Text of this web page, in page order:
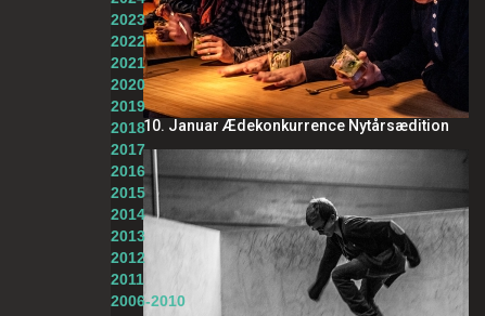
2023
2022
2021
2020
2019
2018
2017
2016
2015
2014
2013
2012
2011
2006-2010
10. Januar Ædekonkurrence Nytårsædition